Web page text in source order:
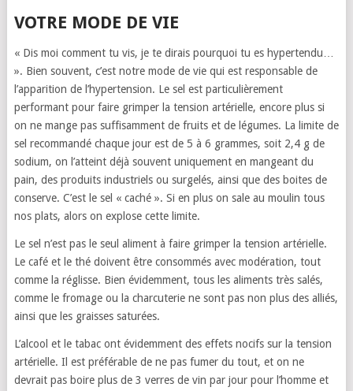
VOTRE MODE DE VIE
« Dis moi comment tu vis, je te dirais pourquoi tu es hypertendu…
». Bien souvent, c’est notre mode de vie qui est responsable de
l’apparition de l’hypertension. Le sel est particulièrement
performant pour faire grimper la tension artérielle, encore plus si
on ne mange pas suffisamment de fruits et de légumes. La limite de
sel recommandé chaque jour est de 5 à 6 grammes, soit 2,4 g de
sodium, on l’atteint déjà souvent uniquement en mangeant du
pain, des produits industriels ou surgelés, ainsi que des boites de
conserve. C’est le sel « caché ». Si en plus on sale au moulin tous
nos plats, alors on explose cette limite.
Le sel n’est pas le seul aliment à faire grimper la tension artérielle.
Le café et le thé doivent être consommés avec modération, tout
comme la réglisse. Bien évidemment, tous les aliments très salés,
comme le fromage ou la charcuterie ne sont pas non plus des alliés,
ainsi que les graisses saturées.
L’alcool et le tabac ont évidemment des effets nocifs sur la tension
artérielle. Il est préférable de ne pas fumer du tout, et on ne
devrait pas boire plus de 3 verres de vin par jour pour l’homme et